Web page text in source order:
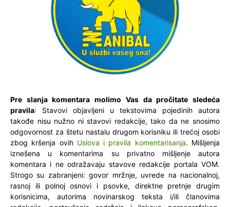
Pre slanja komentara molimo Vas da pročitate sledeća
pravila: Stavovi objavljeni u tekstovima pojedinih autora
takođe nisu nužno ni stavovi redakcije, tako da ne snosimo
odgovornost za štetu nastalu drugom korisniku ili trećoj osobi
zbog kršenja ovih Uslova i pravila komentarisanja. Mišljenja
iznešena u komentarima su privatno mišljenje autora
komentara i ne odražavaju stavove redakcije portala VOM.
Strogo su zabranjeni: govor mržnje, uvrede na nacionalnoj,
rasnoj ili polnoj osnovi i psovke, direktne pretnje drugim
korisnicima, autorima novinarskog teksta i/ili članovima